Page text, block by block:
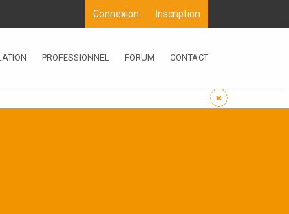
Inscription
Connexion
PROFESSIONNEL FORUM CONTACT